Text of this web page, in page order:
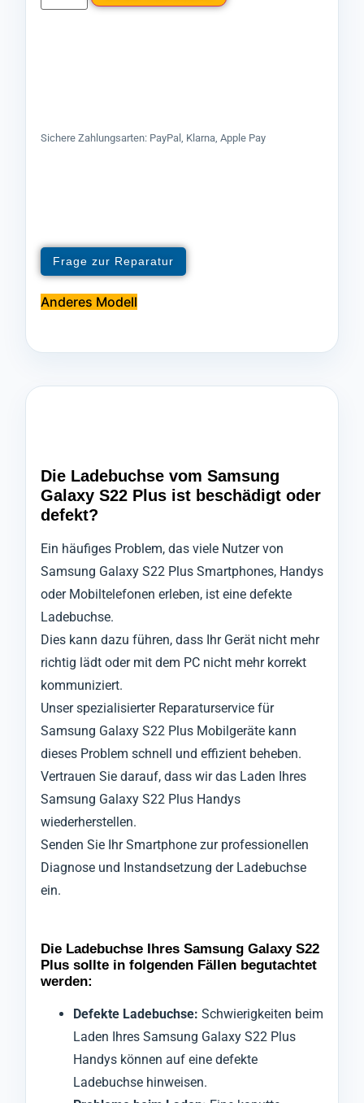
Sichere Zahlungsarten: PayPal, Klarna, Apple Pay
Frage zur Reparatur
Anderes Modell
Die Ladebuchse vom Samsung
Galaxy S22 Plus ist beschädigt oder
defekt?
Ein häufiges Problem, das viele Nutzer von
Samsung Galaxy S22 Plus Smartphones, Handys
oder Mobiltelefonen erleben, ist eine defekte
Ladebuchse.
Dies kann dazu führen, dass Ihr Gerät nicht mehr
richtig lädt oder mit dem PC nicht mehr korrekt
kommuniziert.
Unser spezialisierter Reparaturservice für
Samsung Galaxy S22 Plus Mobilgeräte kann
dieses Problem schnell und effizient beheben.
Vertrauen Sie darauf, dass wir das Laden Ihres
Samsung Galaxy S22 Plus Handys
wiederherstellen.
Senden Sie Ihr Smartphone zur professionellen
Diagnose und Instandsetzung der Ladebuchse
ein.
Die Ladebuchse Ihres Samsung Galaxy S22
Plus sollte in folgenden Fällen begutachtet
werden:
Defekte Ladebuchse: Schwierigkeiten beim
Laden Ihres Samsung Galaxy S22 Plus
Handys können auf eine defekte
Ladebuchse hinweisen.